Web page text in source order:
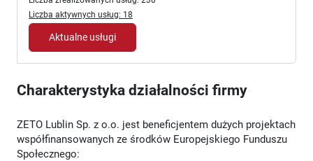
Liczba aktywnych usług: 18
Aktualne usługi
Charakterystyka działalności firmy
ZETO Lublin Sp. z o.o. jest beneficjentem dużych projektach
współfinansowanych ze środków Europejskiego Funduszu
Społecznego: